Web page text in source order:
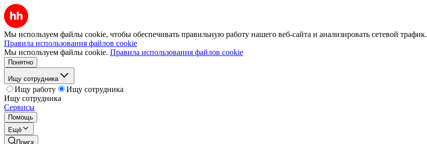
Мы используем файлы cookie, чтобы обеспечивать правильную работу нашего веб-сайта и анализировать сетевой трафик.
Правила использования файлов cookie
Мы используем файлы cookie. Правила использования файлов cookie
Понятно
Ищу сотрудника
Ищу работу
Ищу сотрудника
Ищу сотрудника
Сервисы
Помощь
Ещё
Поиск